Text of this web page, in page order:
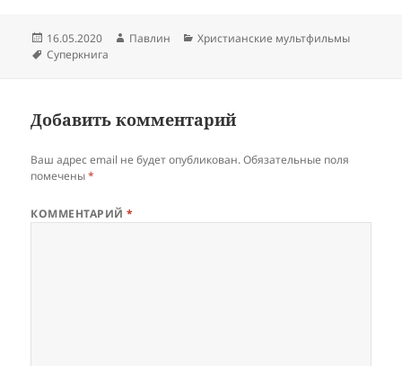
Опубликовано
16.05.2020 Автор
Павлин Рубрики
Христианские мультфильмы
Метки
Суперкнига
Добавить комментарий
Ваш адрес email не будет опубликован. Обязательные поля
помечены*
КОММЕНТАРИЙ*